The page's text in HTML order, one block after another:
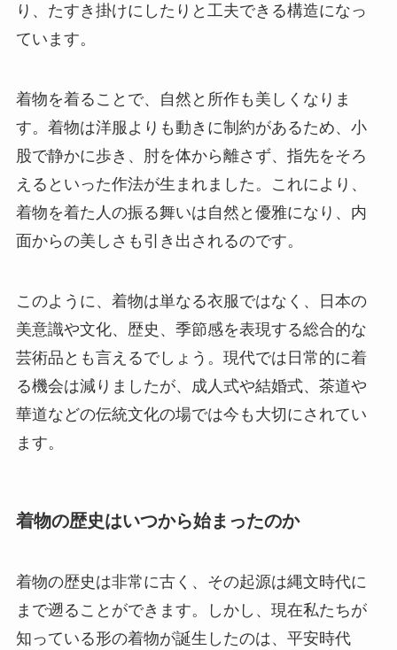
り、たすき掛けにしたりと工夫できる構造になっ
ています。
着物を着ることで、自然と所作も美しくなりま
す。着物は洋服よりも動きに制約があるため、小
股で静かに歩き、肘を体から離さず、指先をそろ
えるといった作法が生まれました。これにより、
着物を着た人の振る舞いは自然と優雅になり、内
面からの美しさも引き出されるのです。
このように、着物は単なる衣服ではなく、日本の
美意識や文化、歴史、季節感を表現する総合的な
芸術品とも言えるでしょう。現代では日常的に着
る機会は減りましたが、成人式や結婚式、茶道や
華道などの伝統文化の場では今も大切にされてい
ます。
着物の歴史はいつから始まったのか
着物の歴史は非常に古く、その起源は縄文時代に
まで遡ることができます。しかし、現在私たちが
知っている形の着物が誕生したのは、平安時代